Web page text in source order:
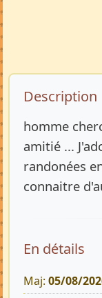
Description
homme
amitié ...
randonées
connaitre
En détails
Maj: 05/08/